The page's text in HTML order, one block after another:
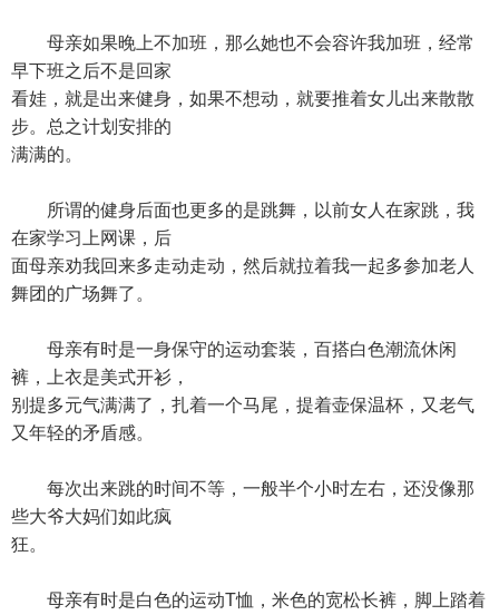
母亲如果晚上不加班，那么她也不会容许我加班，经常
早下班之后不是回家
看娃，就是出来健身，如果不想动，就要推着女儿出来散散
步。总之计划安排的
满满的。
所谓的健身后面也更多的是跳舞，以前女人在家跳，我
在家学习上网课，后
面母亲劝我回来多走动走动，然后就拉着我一起多参加老人
舞团的广场舞了。
母亲有时是一身保守的运动套装，百搭白色潮流休闲
裤，上衣是美式开衫，
别提多元气满满了，扎着一个马尾，提着壶保温杯，又老气
又年轻的矛盾感。
每次出来跳的时间不等，一般半个小时左右，还没像那
些大爷大妈们如此疯
狂。
母亲有时是白色的运动T恤，米色的宽松长裤，脚上踏着